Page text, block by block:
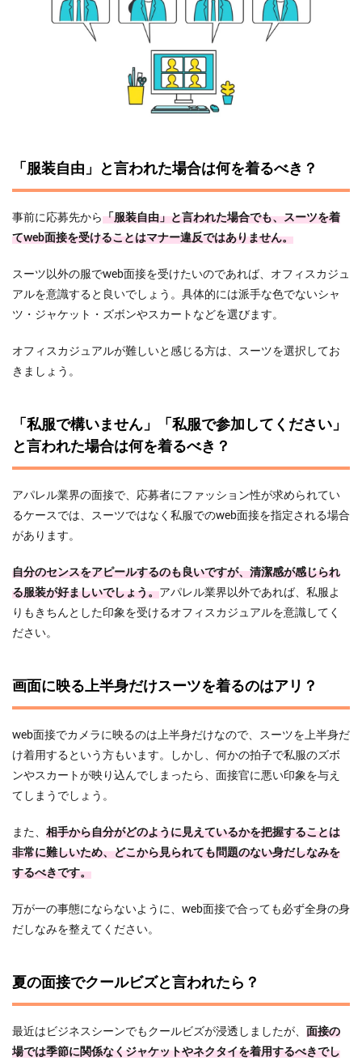
「服装自由」と言われた場合は何を着るべき？
事前に応募先から「服装自由」と言われた場合でも、スーツを着
てweb面接を受けることはマナー違反ではありません。
スーツ以外の服でweb面接を受けたいのであれば、オフィスカジュ
アルを意識すると良いでしょう。具体的には派手な色でないシャ
ツ・ジャケット・ズボンやスカートなどを選びます。
オフィスカジュアルが難しいと感じる方は、スーツを選択してお
きましょう。
「私服で構いません」「私服で参加してください」
と言われた場合は何を着るべき？
アパレル業界の面接で、応募者にファッション性が求められてい
るケースでは、スーツではなく私服でのweb面接を指定される場合
があります。
自分のセンスをアピールするのも良いですが、清潔感が感じられ
る服装が好ましいでしょう。アパレル業界以外であれば、私服よ
りもきちんとした印象を受けるオフィスカジュアルを意識してく
ださい。
画面に映る上半身だけスーツを着るのはアリ？
web面接でカメラに映るのは上半身だけなので、スーツを上半身だ
け着用するという方もいます。しかし、何かの拍子で私服のズボ
ンやスカートが映り込んでしまったら、面接官に悪い印象を与え
てしまうでしょう。
また、 相手から自分がどのように見えているかを把握することは
非常に難しいため、どこから見られても問題のない身だしなみを
するべきです。
万が一の事態にならないように、web面接で合っても必ず全身の身
だしなみを整えてください。
夏の面接でクールビズと言われたら？
最近はビジネスシーンでもクールビズが浸透しましたが、 面接の
場では季節に関係なくジャケットやネクタイを着用するべきでし